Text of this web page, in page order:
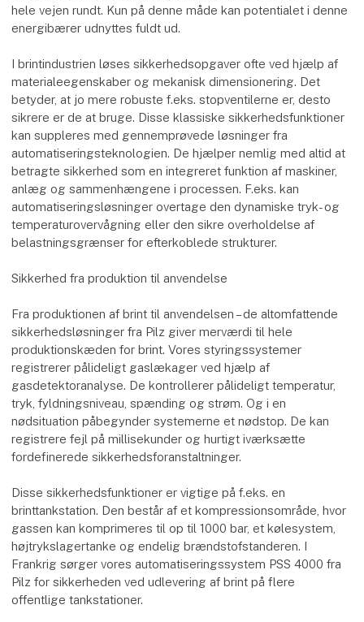
hele vejen rundt. Kun på denne måde kan potentialet i denne
energibærer udnyttes fuldt ud.
I brintindustrien løses sikkerhedsopgaver ofte ved hjælp af
materialeegenskaber og mekanisk dimensionering. Det
betyder, at jo mere robuste f.eks. stopventilerne er, desto
sikrere er de at bruge. Disse klassiske sikkerhedsfunktioner
kan suppleres med gennemprøvede løsninger fra
automatiseringsteknologien. De hjælper nemlig med altid at
betragte sikkerhed som en integreret funktion af maskiner,
anlæg og sammenhængene i processen. F.eks. kan
automatiseringsløsninger overtage den dynamiske tryk- og
temperaturovervågning eller den sikre overholdelse af
belastningsgrænser for efterkoblede strukturer.
Sikkerhed fra produktion til anvendelse
Fra produktionen af brint til anvendelsen – de altomfattende
sikkerhedsløsninger fra Pilz giver merværdi til hele
produktionskæden for brint. Vores styringssystemer
registrerer pålideligt gaslækager ved hjælp af
gasdetektoranalyse. De kontrollerer pålideligt temperatur,
tryk, fyldningsniveau, spænding og strøm. Og i en
nødsituation påbegynder systemerne et nødstop. De kan
registrere fejl på millisekunder og hurtigt iværksætte
fordefinerede sikkerhedsforanstaltninger.
Disse sikkerhedsfunktioner er vigtige på f.eks. en
brinttankstation. Den består af et kompressionsområde, hvor
gassen kan komprimeres til op til 1000 bar, et kølesystem,
højtrykslagertanke og endelig brændstofstanderen. I
Frankrig sørger vores automatiseringssystem PSS 4000 fra
Pilz for sikkerheden ved udlevering af brint på flere
offentlige tankstationer.